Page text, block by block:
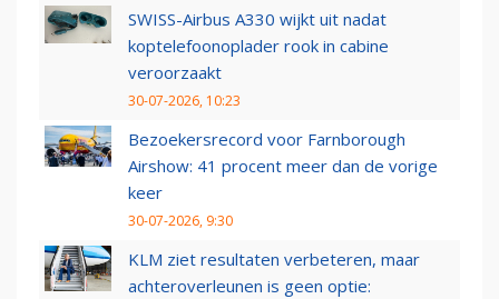
SWISS-Airbus A330 wijkt uit nadat
koptelefoonoplader rook in cabine
veroorzaakt
30-07-2026, 10:23
Bezoekersrecord voor Farnborough
Airshow: 41 procent meer dan de vorige
keer
30-07-2026, 9:30
KLM ziet resultaten verbeteren, maar
achteroverleunen is geen optie: